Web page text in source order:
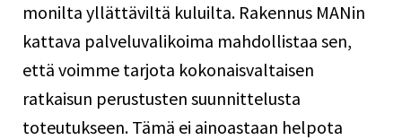
monilta yllättäviltä kuluilta. Rakennus MANin
kattava palveluvalikoima mahdollistaa sen,
että voimme tarjota kokonaisvaltaisen
ratkaisun perustusten suunnittelusta
toteutukseen. Tämä ei ainoastaan helpota